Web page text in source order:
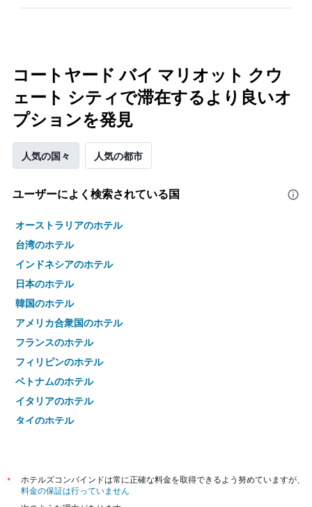
コートヤード バイ マリオット クウ
ェート シティで滞在するより良いオ
プションを発見
人気の国々 人気の都市
ユーザーによく検索されている国
オーストラリアのホテル
台湾のホテル
インドネシアのホテル
日本のホテル
韓国のホテル
アメリカ合衆国のホテル
フランスのホテル
フィリピンのホテル
ベトナムのホテル
イタリアのホテル
タイのホテル
*
ホテルズコンバインドは常に正確な料金を取得できるよう努めていますが、
料金の保証は行っていません